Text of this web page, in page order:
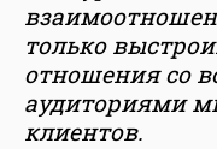
только
отношения со
аудиториями
клиентов.